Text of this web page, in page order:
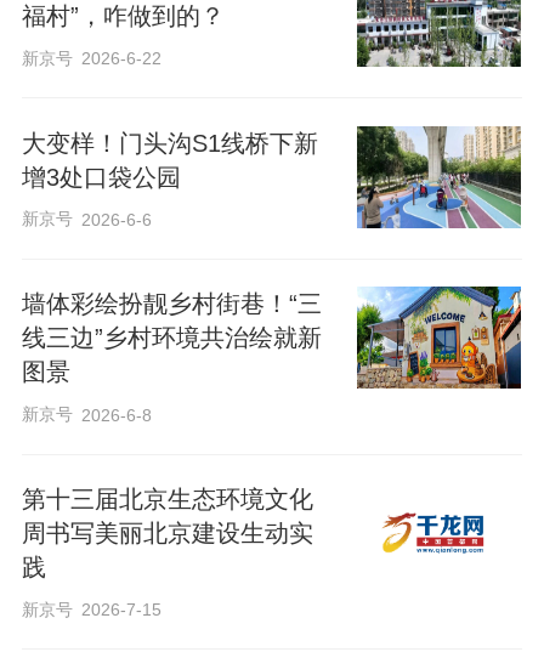
“现在左邻右舍的村都羡慕我们，茶余饭后
有地方聊天、散步，花园植被景观提升后
花种草，齐心协力把家园装扮得更美
丽。”北房镇大周各庄村村民崔建辉笑着
说。
福村”，咋做到的？
新京号 2026-6-22
大变样！门头沟S1线桥下新
增3处口袋公园
新京号 2026-6-6
墙体彩绘扮靓乡村街巷！“三
线三边”乡村环境共治绘就新
图景
新京号 2026-6-8
第十三届北京生态环境文化
周书写美丽北京建设生动实
践
新京号 2026-7-15